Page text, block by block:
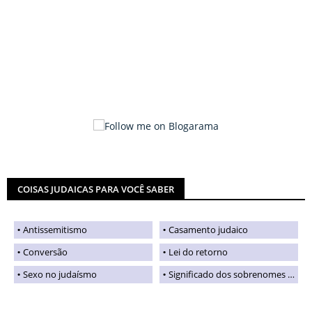
COISAS JUDAICAS PARA VOCÊ SABER
Antissemitismo
Casamento judaico
Conversão
Lei do retorno
Sexo no judaísmo
Significado dos sobrenomes judaicos